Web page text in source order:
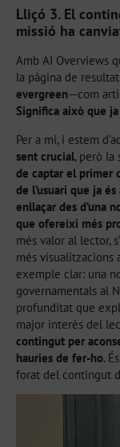
Lliçó 3. El
missió ha
Amb AI Overviews
la pàgina de
evergreen—com
Significa això que
Per a mi, i estem
sent crucial, però la
de captar el primer
de l’usuari que ja
enllaçar des d’una
que ofereixi més
més valor al lector,
més visualitzacions
exemple clar: una
governamentals al
profunditat que
major interès del
contingut per
hauries de fer-ho.
forat del contingut